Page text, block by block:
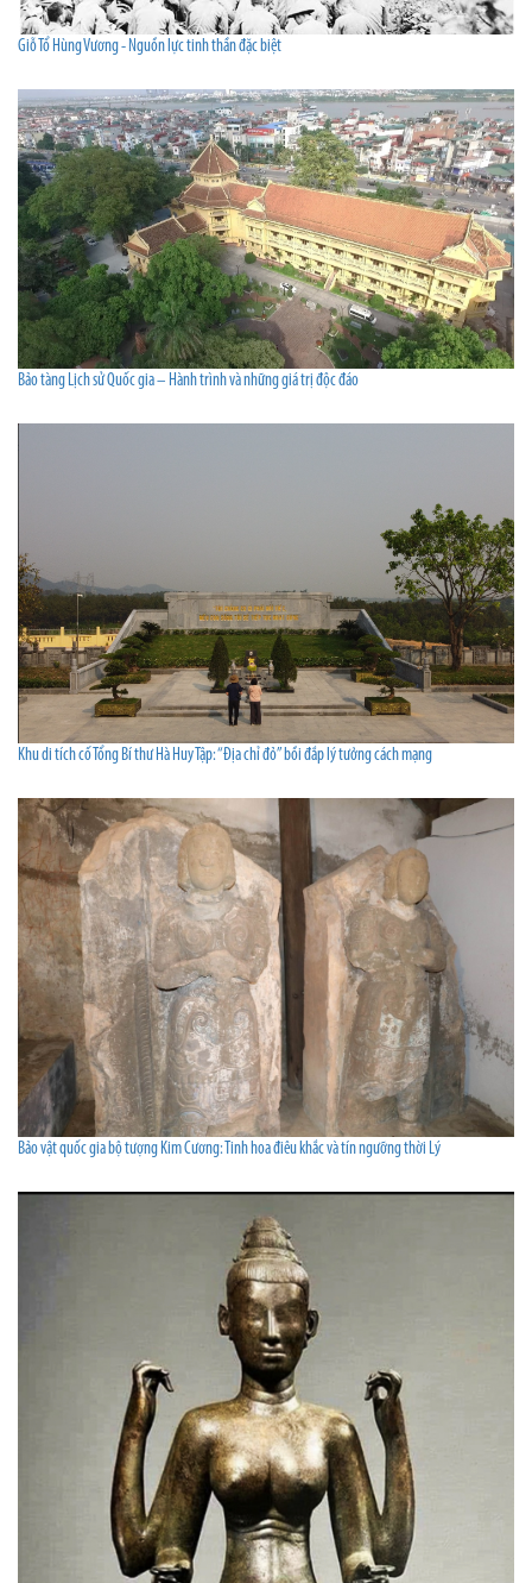
Giỗ Tổ Hùng Vương - Nguồn lực tinh thần đặc biệt
Bảo tàng Lịch sử Quốc gia – Hành trình và những giá trị độc đáo
Khu di tích cố Tổng Bí thư Hà Huy Tập: “Địa chỉ đỏ” bồi đắp lý tưởng cách mạng
Bảo vật quốc gia bộ tượng Kim Cương: Tinh hoa điêu khắc và tín ngưỡng thời Lý